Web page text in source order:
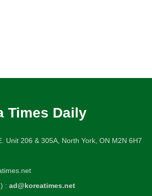
Times Daily
Unit 206 & 305A, North York, ON M2N 6H7
: ad@koreatimes.net